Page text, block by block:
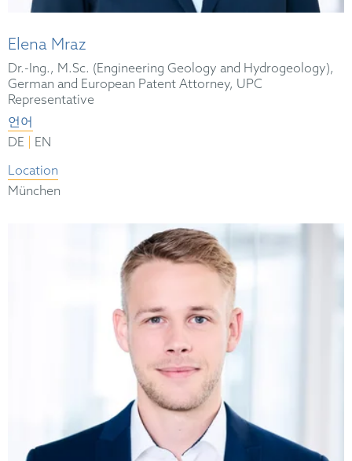
Elena Mraz
Dr.-Ing., M.Sc. (Engineering Geology and Hydrogeology),
German and European Patent Attorney, UPC
Representative
언어
DE
EN
Location
München